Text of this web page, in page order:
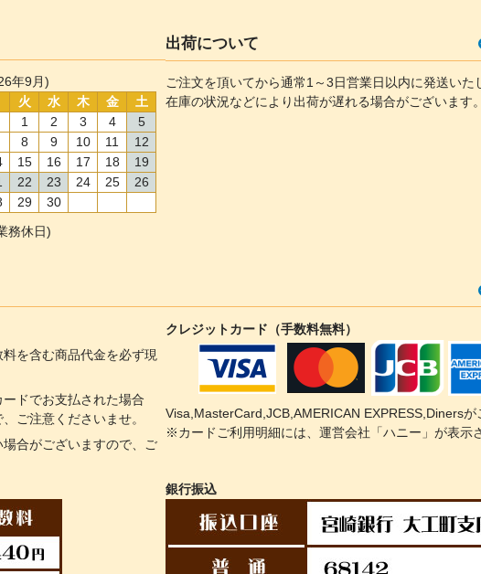
年9月)
火 水 木 金
土
1
2 3 4
5
8 9 10 11
12
15 16 17 18
19
22 23 24 25
26
29
30
務休日)
出荷について
ご注文を頂いてから通常1～3日営業日以内に発送いた
在庫の状況などにより出荷が遅れる場合がございます。
を含む商品代金を必ず現
ドでお支払された場合
ご注意くださいませ。
合がございますので、ご
クレジットカード（手数料無料）
Visa,MasterCard,JCB,AMERICAN EXPRESS,Dinersが
※カードご利用明細には、運営会社「ハニー」が表示
銀行振込